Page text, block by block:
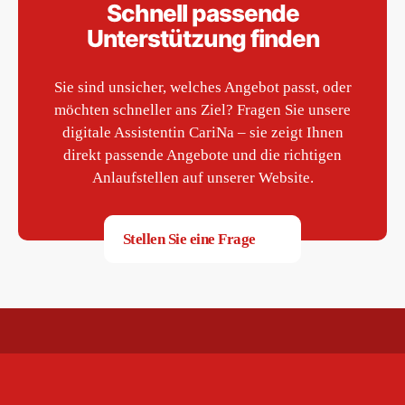
Schnell passende
Unterstützung finden
Sie sind unsicher, welches Angebot passt, oder
möchten schneller ans Ziel? Fragen Sie unsere
digitale Assistentin CariNa – sie zeigt Ihnen
direkt passende Angebote und die richtigen
Anlaufstellen auf unserer Website.
Stellen Sie eine Frage